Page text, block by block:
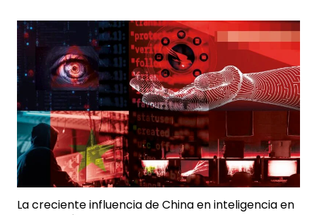
La creciente influencia de China en inteligencia en